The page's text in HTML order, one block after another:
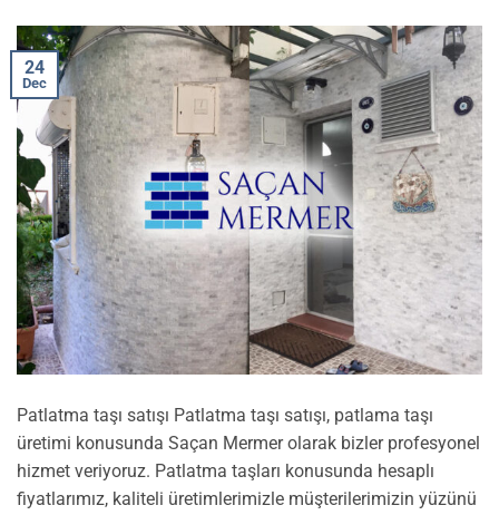
24
Dec
Patlatma taşı satışı Patlatma taşı satışı, patlama taşı
üretimi konusunda Saçan Mermer olarak bizler profesyonel
hizmet veriyoruz. Patlatma taşları konusunda hesaplı
fiyatlarımız, kaliteli üretimlerimizle müşterilerimizin yüzünü